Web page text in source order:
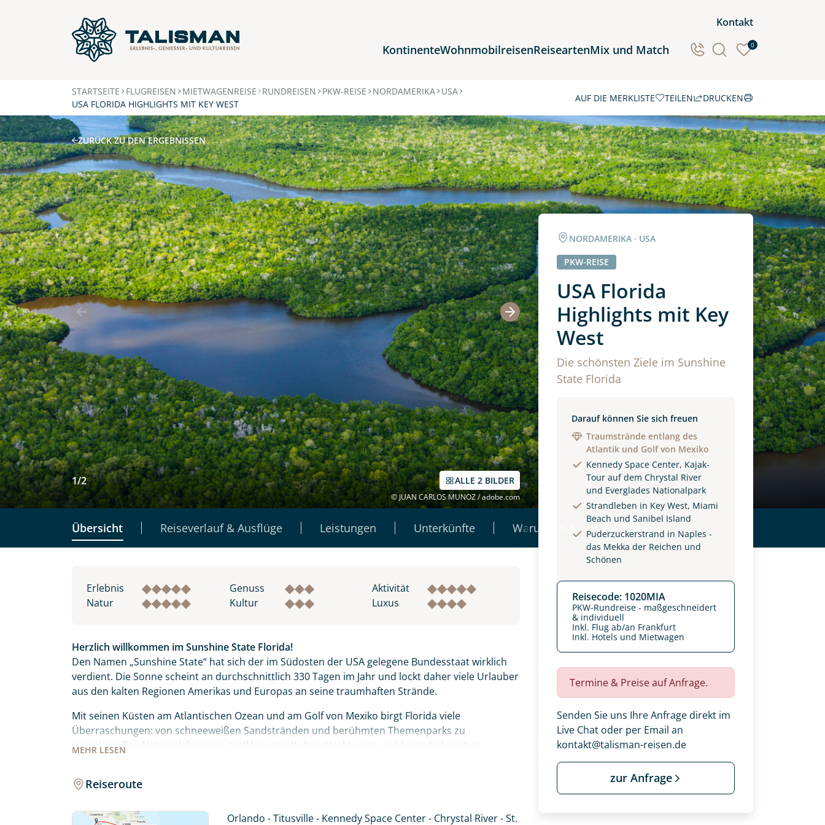
Kontakt
KontinenteWohnmobilreisenReiseartenMix und Match 0
Reiseziele
Afrika
Asien
Europa
Nordamerika
Ozeanien
Südamerika
STARTSEITE FLUGREISEN MIETWAGENREISE RUNDREISEN PKW-REISE NORDAMERIKA USA
USA FLORIDA HIGHLIGHTS MIT KEY WEST
AUF DIE MERKLISTE TEILEN DRUCKEN
ZURÜCK ZU DEN ERGEBNISSEN
1/2 ALLE 2 BILDER
© JUAN CARLOS MUNOZ / adobe.com
Übersicht Reiseverlauf & Ausflüge Leistungen Unterkünfte Warum USA
NORDAMERIKA · USA
PKW-REISE
USA Florida
Highlights mit Key
West
Die schönsten Ziele im Sunshine
State Florida
Darauf können Sie sich freuen
Traumstrände entlang des
Atlantik und Golf von Mexiko
Kennedy Space Center, Kajak-
Tour auf dem Chrystal River
und Everglades Nationalpark
Strandleben in Key West, Miami
Beach und Sanibel Island
Puderzuckerstrand in Naples -
das Mekka der Reichen und
Schönen
Reisecode: 1020MIA
PKW-Rundreise - maßgeschneidert
& individuell
Inkl. Flug ab/an Frankfurt
Inkl. Hotels und Mietwagen
Termine & Preise auf Anfrage.
Senden Sie uns Ihre Anfrage direkt im
Live Chat oder per Email an
kontakt@talisman-reisen.de
zur Anfrage
Erlebnis Genuss
Aktivität
Natur
Kultur Luxus
MEHR LESEN
Herzlich willkommen im Sunshine State Florida!
Den Namen „Sunshine State“ hat sich der im Südosten der USA gelegene Bundesstaat wirklich
verdient. Die Sonne scheint an durchschnittlich 330 Tagen im Jahr und lockt daher viele Urlauber
aus den kalten Regionen Amerikas und Europas an seine traumhaften Strände.
Mit seinen Küsten am Atlantischen Ozean und am Golf von Mexiko birgt Florida viele
Überraschungen: von schneeweißen Sandstränden und berühmten Themenparks zu
sensationellen Naturerlebnissen, erstklassigen Kulturattraktionen und kaum bekannten
Wecken Sie Ihre Abenteuerlust bei einem Besuch im Kennedy Space Center, dem
bemannten Flug zum Mond.
Reiseroute
Orlando - Titusville - Kennedy Space Center - Chrystal River - St.